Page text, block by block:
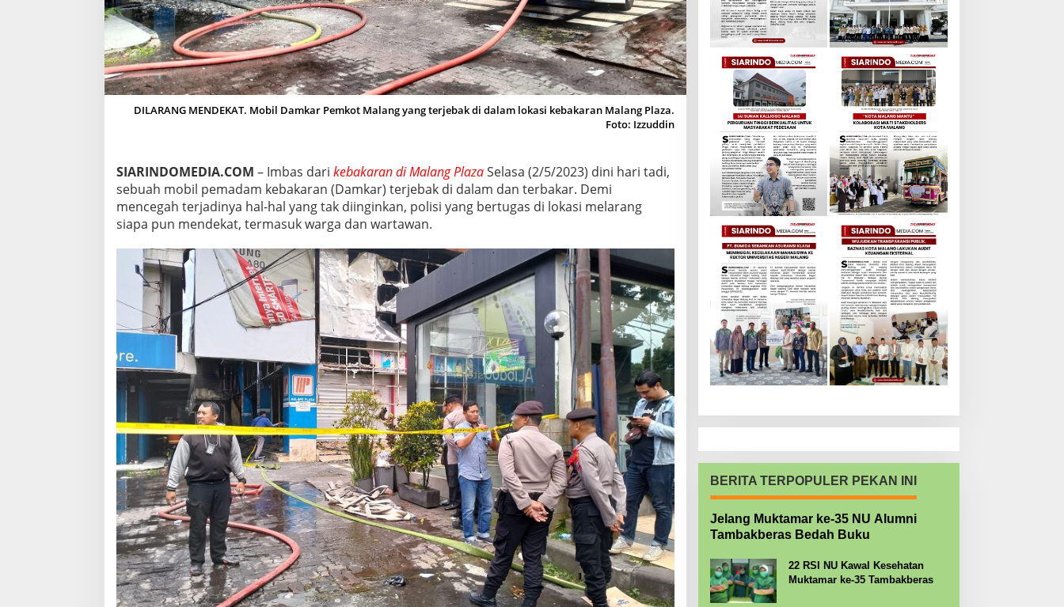
K
A
R
A
N
,
W
A
R
I
L
A
A
N
G
M
E
N
D
E
A
T
DILARANG MENDEKAT. Mobil Damkar Pemkot Malang yang terjebak di dalam lokasi kebakaran Malang Plaza.
Foto: Izzuddin
SIARINDOMEDIA.COM – Imbas dari kebakaran di Malang PlazaSelasa (2/5/2023) dini hari tadi,
sebuah mobil pemadam kebakaran (Damkar) terjebak di dalam dan terbakar. Demi
mencegah terjadinya hal-hal yang tak diinginkan, polisi yang bertugas di lokasi melarang
siapa pun mendekat, termasuk warga dan wartawan.
BERITA TERPOPULER PEKAN INI
Jelang Muktamar ke-35 NU Alumni
Tambakberas Bedah Buku
22 RSI NU Kawal Kesehatan
Muktamar ke-35 Tambakberas